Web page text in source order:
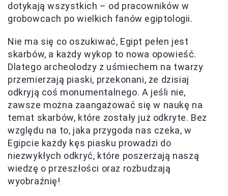
dotykają wszystkich – od pracowników w
grobowcach po wielkich fanów egiptologii.
Nie ma się co oszukiwać, Egipt pełen jest
skarbów, a każdy wykop to nowa opowieść.
Dlatego archeolodzy z uśmiechem na twarzy
przemierzają piaski, przekonani, że dzisiaj
odkryją coś monumentalnego. A jeśli nie,
zawsze można zaangażować się w naukę na
temat skarbów, które zostały już odkryte. Bez
względu na to, jaka przygoda nas czeka, w
Egipcie każdy kęs piasku prowadzi do
niezwykłych odkryć, które poszerzają naszą
wiedzę o przeszłości oraz rozbudzają
wyobraźnię!